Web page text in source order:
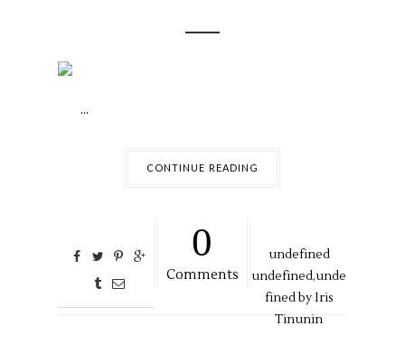
...
CONTINUE READING
0
Comments
undefined
undefined,unde
fined byIris
Tinunin